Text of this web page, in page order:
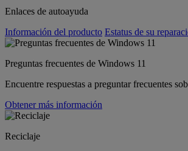
Enlaces de autoayuda
Información del producto Estatus de su
Preguntas frecuentes de Windows 11
Encuentre respuestas a preguntar frecuentes
Obtener más información
Reciclaje